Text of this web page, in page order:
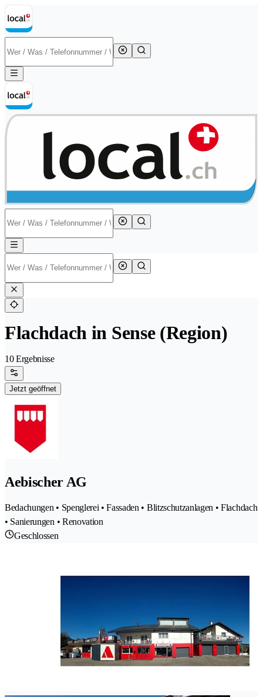
Flachdach in Sense (Region)
10 Ergebnisse
Jetzt geöffnet
Aebischer AG
Bedachungen • Spenglerei • Fassaden • Blitzschutzanlagen • Flachdach
• Sanierungen • Renovation
Geschlossen